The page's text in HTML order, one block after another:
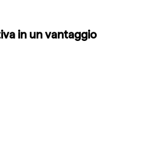
in un vantaggio